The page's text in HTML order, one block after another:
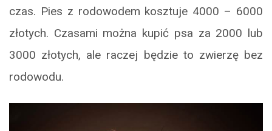
czas. Pies z rodowodem kosztuje 4000 – 6000
złotych. Czasami można kupić psa za 2000 lub
3000 złotych, ale raczej będzie to zwierzę bez
rodowodu.